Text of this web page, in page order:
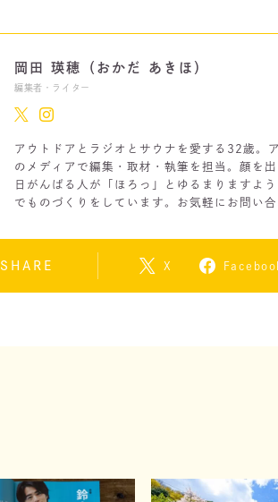
岡田 瑛穂（おかだ あきほ）
編集者・ライター
アウトドアとラジオとサウナを愛する32歳。
のメディアで編集・取材・執筆を担当。顔を
日がんばる人が「ほろっ」とゆるまりますよ
でものづくりをしています。お気軽にお問い合
SHARE X